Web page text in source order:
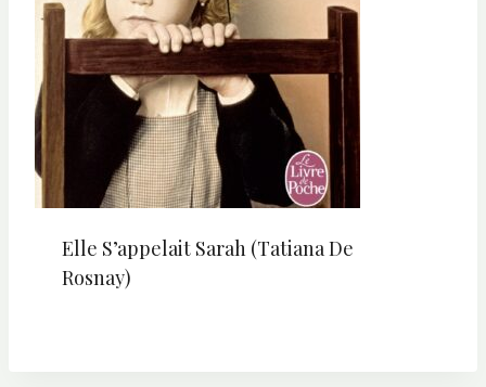
Elle S’appelait Sarah (Tatiana De
Rosnay)